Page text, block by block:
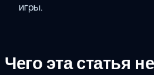
игры.
Чего эта статья